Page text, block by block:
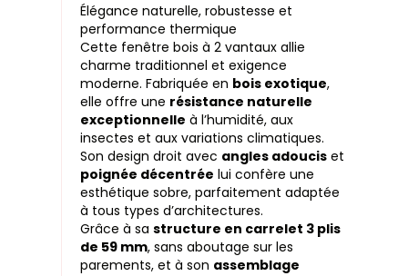
Élégance naturelle, robustesse et
performance thermique
Cette fenêtre bois à 2 vantaux allie
charme traditionnel et exigence
moderne. Fabriquée en bois exotique,
elle offre une résistance naturelle
exceptionnelle à l’humidité, aux
insectes et aux variations climatiques.
Son design droit avec angles adoucis et
poignée décentrée lui confère une
esthétique sobre, parfaitement adaptée
à tous types d’architectures.
Grâce à sastructure en carrelet 3 plis
de 59 mm, sans aboutage sur les
parements, et à son assemblage